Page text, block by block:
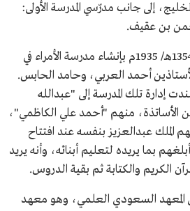
إلى جانب مدرّسي المدرسة الأولى:
بن عقيف.
ثم أمر الملك عبدالعزيز في 1354هـ/ 1935م بإنشاء مدرسة الأمراء في
أحمد العربي، وحامد الحابس.
1356هـ/ 1937م أُسندت إدارة تلك المدرسة إلى "عبدالله
الأساتذة، منهم "أحمد علي الكاظمي"،
الملك عبدالعزيز بنفسه عند افتتاح
بما يريده لتعليم أبنائه، وأنه يريد
الكريم والكتابة ثم بقية الدروس.
المعهد السعودي العلمي، وهو معهد